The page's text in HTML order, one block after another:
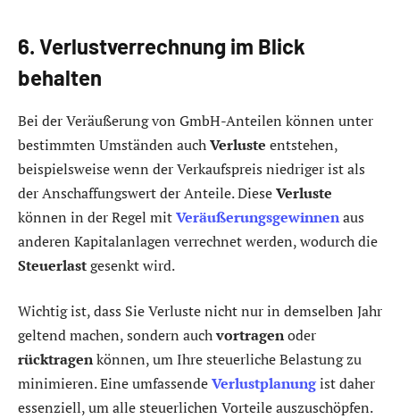
6. Verlustverrechnung im Blick
behalten
Bei der Veräußerung von GmbH-Anteilen können unter
bestimmten Umständen auchVerluste entstehen,
beispielsweise wenn der Verkaufspreis niedriger ist als
der Anschaffungswert der Anteile. DieseVerluste
können in der Regel mitVeräußerungsgewinnenaus
anderen Kapitalanlagen verrechnet werden, wodurch die
Steuerlastgesenkt wird.
Wichtig ist, dass Sie Verluste nicht nur in demselben Jahr
geltend machen, sondern auchvortragenoder
rücktragenkönnen, um Ihre steuerliche Belastung zu
minimieren. Eine umfassendeVerlustplanungist daher
essenziell, um alle steuerlichen Vorteile auszuschöpfen.